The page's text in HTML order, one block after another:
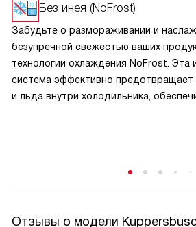
камеры, собирает влагу, которая
и испаряется. Благодаря этому
к стенкам, а хранятся раздельно и
NoFrost полностью избавляет от
разморозки, экономит время и
температуру.
Без инея (NoFrost)
Забудьте о размораживании и
безупречной свежестью ваших
технологии охлаждения NoFrost. Эта
система эффективно предотвращает
и льда внутри холодильника,
Отзывы о модели